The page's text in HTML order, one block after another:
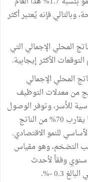
وبالتالي فإنه يُعتبر أكثر
المحلي الإجمالي التي
الأكثر إيجابية.
المحلي الإجمالي
من معدلات التوظيف
للأسر، وتوفر الوصول
إلى الائتمان بشكل كافٍ. ويمثل الاستهلاك ما يقارب 70% من الناتج
للنمو الاقتصادي.
التضخم، وهو مقياس
على أساس سنوي وفقاً لأحدث
0.3 -%.